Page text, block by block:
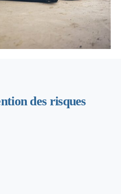
des risques